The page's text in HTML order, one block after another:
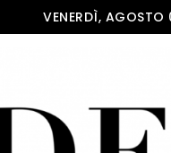
VENERDÌ,